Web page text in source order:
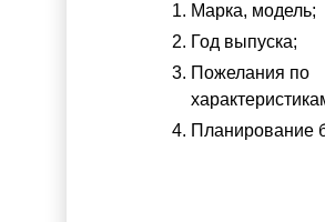
Марка, модель;
Год выпуска;
Пожелания по
Планирование